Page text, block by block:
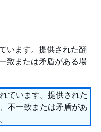
います。提供された翻
致または矛盾がある場
ています。提供された
不一致または矛盾があ